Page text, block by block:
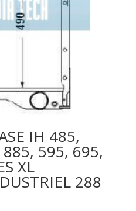
IH 485,
595, 695,
XL
288